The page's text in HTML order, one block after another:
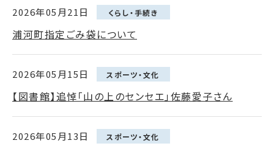
2026年05月21日 くらし・手続き
浦河町指定ごみ袋について
2026年05月15日 スポーツ・文化
【図書館】追悼「山の上のセンセエ」佐藤愛子さん
2026年05月13日 スポーツ・文化